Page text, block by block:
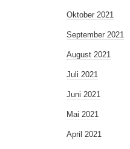
Oktober 2021
September 2021
August 2021
Juli 2021
Juni 2021
Mai 2021
April 2021